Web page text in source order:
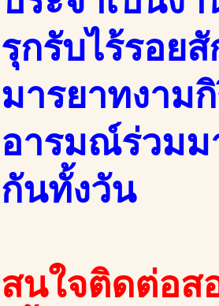
รุกรับไร้รอย
มารยาทงาม
อารมณ์ร่วมม
กันทั้งวัน
สนใจติดต่อส